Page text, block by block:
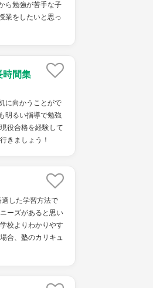
ら勉強が苦手な子
業をしたいと思っ
時間集
に向かうことがで
明るい指導で勉強
役合格を経験して
きましょう！
した学習方法で
ーズがあると思い
校よりわかりやす
合、塾のカリキュ